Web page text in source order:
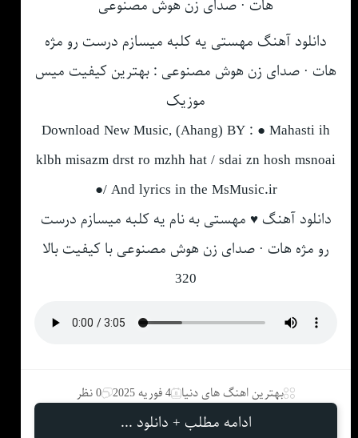
دانلود آهنگ مهستی یه کلبه میسازم درست رو مژه
هات · صدای زن هوش مصنوعی : بهترین کیفیت میس
موزیک
Download New Music, (Ahang) BY : ● Mahasti ih
klbh misazm drst ro mzhh hat / sdai zn hosh msnoai
●/ And lyrics in the MsMusic.ir
دانلود آهنگ ♥ مهستی به نام یه کلبه میسازم درست
رو مژه هات · صدای زن هوش مصنوعی با کیفیت بالا
320
بهترین اهنگ های دنیا 4 فوریه 2025 0 نظر
ادامه مطلب + دانلود ...